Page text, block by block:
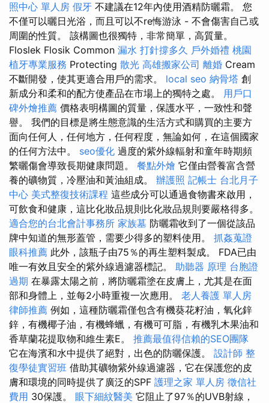
照中心 單人房 假牙 不建議在12年內使用酒精防曬霜。 您
不僅可以曬日光浴，而且可以不re悔游泳 - 不會傷害自己或
周圍的性質。 該構圖也很獨特，非常簡單，高質量。
Floslek Flosik Common 漏水 打針撐多久 戶外婚禮 桃園
植牙專業服務 Protecting 散光 高雄搬家公司 離婚 Cream
不斷開發，使其更適合用戶的需求。 local seo 納骨塔 創
新成分和柔和的配方使產品在市場上的獨特之處。 用戶口
碑外燴推薦 價格表明構圖的質量，保護水平，一致性和聲
譽。 我們的目標是將生態意識的生活方式和購買的主要方
面向任何人，任何地方，任何程度，無論如何，在這個國家
的任何方法中。 seo優化 過度的紫外線輻射和童年時期頻
繁曬傷會導致長期健康問題。 餐點外燴 它僅由營養富含營
養的礦物質，冷壓油和黃油組成。 辦護照 記帳士 台北月子
中心 美式整復技術課程 這些成分可以通過食物書來啟用，
可飲食和健康，這比化妝品規則比化妝品規則要嚴格得多。
適合您的台北會計事務所 家族墓 防曬霜收到了一個從該品
牌中知道的無形蓋管，需要少得多的塑料使用。 抓姦蒐證
眼科推薦 此外，該瓶子由75％的再生塑料製成。 FDA已由
唯一有效且安全的紫外線過濾器標記。 助聽器 原理 台胞證
過期 在暴露太陽之前，將防曬霜塗在皮膚上，尤其是在面
部和身體上，並每2小時重複一次應用。 老人養護 單人房
律師推薦 例如，這種防曬霜僅包含有機葵花籽油，氧化鋅
鋅，有機椰子油，有機蜂蠟，有機可可脂，有機乳木果油和
香草蘭花提取物和維生素E。 推薦最值得信賴的SEO團隊
它在海濱和水中提供了絕對，出色的防曬保護。 設計師 整
復學徒實習班 借助其礦物紫外線過濾器，它在保護您的皮
膚和環境的同時提供了廣泛的SPF 護理之家 單人房 徵信社
費用 30保護。 眼下細紋醫美 它阻止了97％的UVB射線，